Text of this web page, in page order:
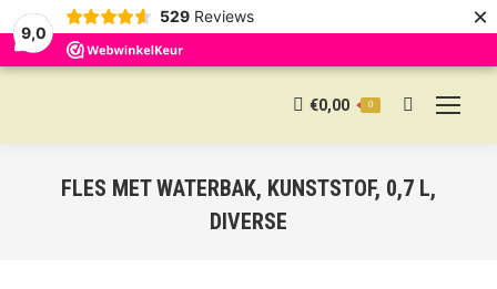
9,0
529 Reviews ×
€0,00 0 Search:
FLES MET WATERBAK, KUNSTSTOF, 0,7 L,
DIVERSE